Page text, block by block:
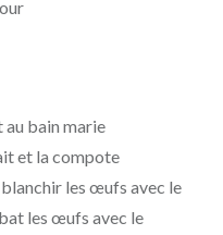
bain marie
et la compote
les œufs avec le
bat les œufs avec le